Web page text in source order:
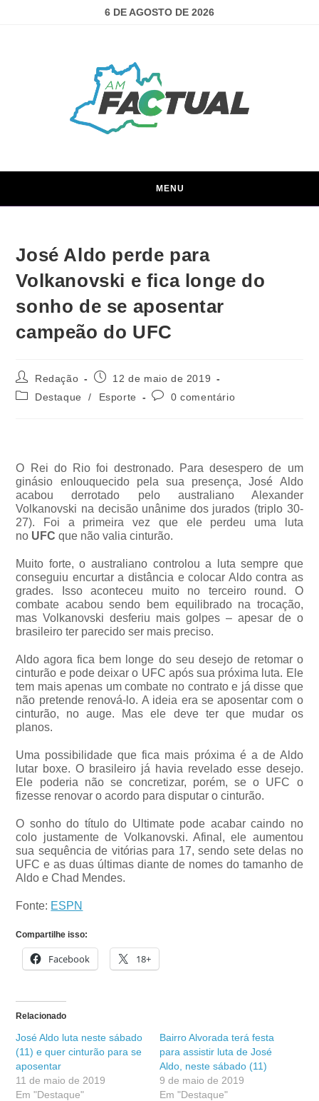
6 DE AGOSTO DE 2026
MENU
José Aldo perde para
Volkanovski e fica longe do
sonho de se aposentar
campeão do UFC
Redação
12 de maio de 2019
Destaque
/ Esporte 0 comentário
O Rei do Rio foi destronado. Para desespero de um
ginásio enlouquecido pela sua presença, José Aldo
acabou derrotado pelo australiano Alexander
Volkanovski na decisão unânime dos jurados (triplo 30-
27). Foi a primeira vez que ele perdeu uma luta
no UFCque não valia cinturão.
Muito forte, o australiano controlou a luta sempre que
conseguiu encurtar a distância e colocar Aldo contra as
grades. Isso aconteceu muito no terceiro round. O
combate acabou sendo bem equilibrado na trocação,
mas Volkanovski desferiu mais golpes – apesar de o
brasileiro ter parecido ser mais preciso.
Aldo agora fica bem longe do seu desejo de retomar o
cinturão e pode deixar o UFC após sua próxima luta. Ele
tem mais apenas um combate no contrato e já disse que
não pretende renová-lo. A ideia era se aposentar com o
cinturão, no auge. Mas ele deve ter que mudar os
planos.
Uma possibilidade que fica mais próxima é a de Aldo
lutar boxe. O brasileiro já havia revelado esse desejo.
Ele poderia não se concretizar, porém, se o UFC o
fizesse renovar o acordo para disputar o cinturão.
O sonho do título do Ultimate pode acabar caindo no
colo justamente de Volkanovski. Afinal, ele aumentou
sua sequência de vitórias para 17, sendo sete delas no
UFC e as duas últimas diante de nomes do tamanho de
Aldo e Chad Mendes.
Fonte: ESPN
Compartilhe isso:
Facebook 18+
Relacionado
José Aldo luta neste sábado
(11) e quer cinturão para se
aposentar
11 de maio de 2019
Em "Destaque"
Bairro Alvorada terá festa
para assistir luta de José
Aldo, neste sábado (11)
9 de maio de 2019
Em "Destaque"